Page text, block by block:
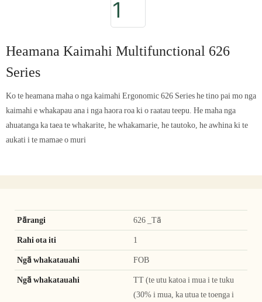
Heamana Kaimahi Multifunctional 626
Series
Ko te heamana maha o nga kaimahi Ergonomic 626 Series he tino pai mo nga
kaimahi e whakapau ana i nga haora roa ki o raatau teepu. He maha nga
ahuatanga ka taea te whakarite, he whakamarie, he tautoko, he awhina ki te
aukati i te mamae o muri
Pārangi 626 _Tā
Rahi ota iti 1
Ngā whakatauahi FOB
Ngā whakatauahi
TT (te utu katoa i mua i te tuku
(30% i mua, ka utua te toenga i